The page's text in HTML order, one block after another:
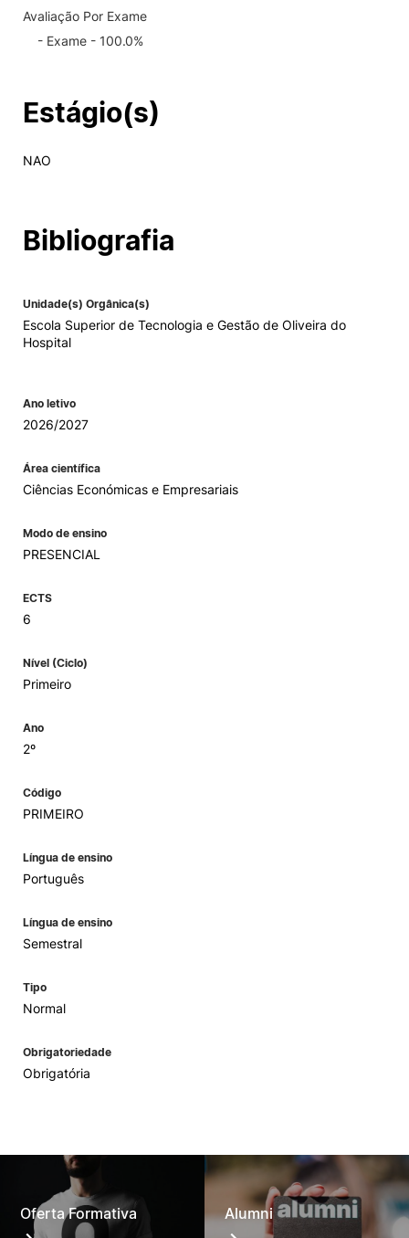
Avaliação Por Exame
- Exame - 100.0%
Estágio(s)
NAO
Bibliografia
Unidade(s) Orgânica(s)
Escola Superior de Tecnologia e Gestão de Oliveira do
Hospital
Ano letivo
2026/2027
Área científica
Ciências Económicas e Empresariais
Modo de ensino
PRESENCIAL
ECTS
6
Nível (Ciclo)
Primeiro
Ano
2º
Código
PRIMEIRO
Língua de ensino
Português
Língua de ensino
Semestral
Tipo
Normal
Obrigatoriedade
Obrigatória
Oferta Formativa Alumni